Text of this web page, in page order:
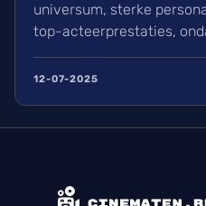
universum, sterke
top-acteerprestaties,
minpunten.
12-07-2025